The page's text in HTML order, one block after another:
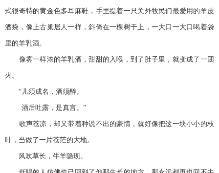
式很奇特的黄金色多耳麻鞋，手里提着一只关外牧民们最爱用的羊皮
酒袋，像上古巢居人一样，斜倚在一棵树干上，一大口一大口喝着袋
里的羊乳酒。
像雾一样浓的羊乳酒，甜甜的入喉，到了肚子里，就变成了一团
火。
“儿须成名，酒须醉。
酒后吐露，是真言。”
歌声苍凉，却又带着种说不出的豪情，就好像把这一块小小的枝
叶，当做了一片苍茫的大地。
风吹草长，牛羊隐现。